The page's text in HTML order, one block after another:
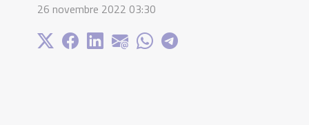
26 novembre 2022 03:30